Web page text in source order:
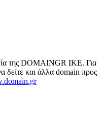
της DOMAINGR ΙΚΕ. Για
δείτε και άλλα domain προς